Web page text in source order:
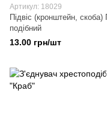
Артикул: 18029
Підвіс (кронштейн, скоба)
подібний
13.00 грн/шт